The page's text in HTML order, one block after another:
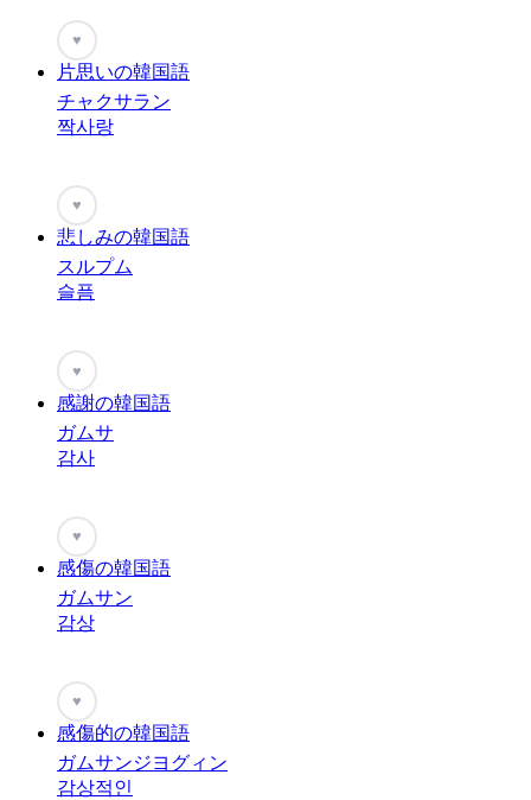
♥
片思いの韓国語
チャクサラン
짝사랑
♥
悲しみの韓国語
スルプム
슬픔
♥
感謝の韓国語
ガムサ
감사
♥
感傷の韓国語
ガムサン
감상
♥
感傷的の韓国語
ガムサンジヨグィン
감상적인